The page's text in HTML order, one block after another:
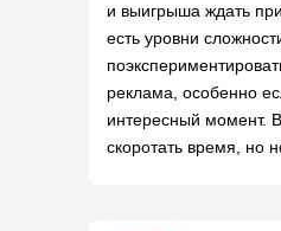
и выигрыша ждать
есть уровни
реклама, особенно
интересный момент.
скоротать время, но